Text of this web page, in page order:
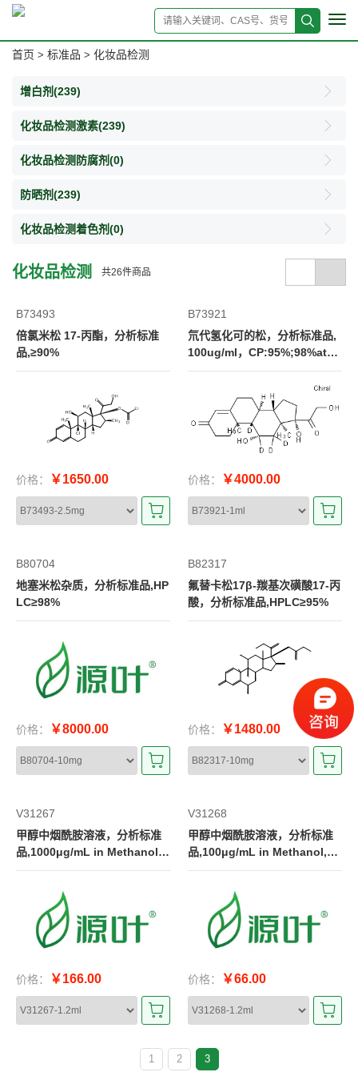
首页 > 标准品 > 化妆品检测
增白剂(239)
化妆品检测激素(239)
化妆品检测防腐剂(0)
防晒剂(239)
化妆品检测着色剂(0)
化妆品检测 共26件商品
B73493
倍氯米松 17-丙酯，分析标准
品,≥90%
价格： ￥1650.00
B73921
氘代氢化可的松，分析标准品,
100ug/ml，CP:95%;98%ato
m
价格： ￥4000.00
B80704
地塞米松杂质，分析标准品,HP
LC≥98%
价格： ￥8000.00
B82317
氟替卡松17β-羰基次磺酸17-丙
酸，分析标准品,HPLC≥95%
价格： ￥1480.00
V31267
甲醇中烟酰胺溶液，分析标准
品,1000μg/mL in Methanol,
不确定度:2%
价格： ￥166.00
V31268
甲醇中烟酰胺溶液，分析标准
品,100μg/mL in Methanol,不
确定度:3%
价格： ￥66.00
1 2 3